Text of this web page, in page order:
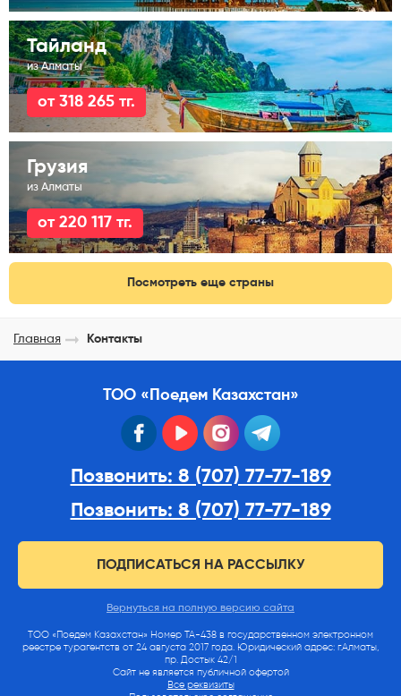
Тайланд
из Алматы
от 318 265 тг.
Грузия
из Алматы
от 220 117 тг.
Посмотреть еще страны
Главная Контакты
ТОО «Поедем Казахстан»
facebook youtube instagram
Позвонить: 8 (707) 77-77-189
Позвонить: 8 (707) 77-77-189
ПОДПИСАТЬСЯ НА РАССЫЛКУ
Вернуться на полную версию сайта
ТОО «Поедем Казахстан» Номер ТА-438 в государственном электронном
реестре турагентств от 24 августа 2017 года. Юридический адрес: г.Алматы,
пр. Достык 42/1
Сайт не является публичной офертой
Все реквизиты